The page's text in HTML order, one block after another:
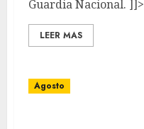
Guardia Nacional. ]]>
LEER MAS
Agosto